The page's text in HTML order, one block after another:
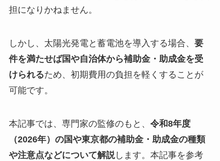
担になりかねません。
しかし、太陽光発電と蓄電池を導入する場合、 要
件を満たせば国や自治体から補助金・助成金を受
けられるため、初期費用の負担を軽くすることが
可能です。
本記事では、専門家の監修のもと、 令和8年度
（2026年） の国や東京都の補助金・助成金の種類
や注意点などについて解説します。本記事を参考